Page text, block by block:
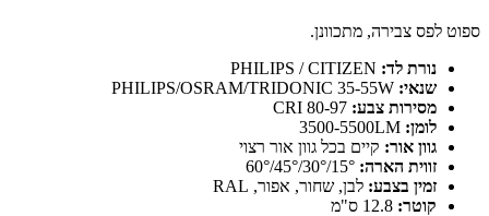
ספוט לפס צבירה, מתכוונן.
נורת לד: PHILIPS / CITIZEN
שנאי: PHILIPS/OSRAM/TRIDONIC 35-55W
מסירות צבע: 80-97 CRI
לומן: 3500-5500LM
גוון אור: קיים בכל גוון אור רצוי
זווית הארה: 15°/30°/45°/60°
זמין בצבע: לבן, שחור, אפור, RAL
קוטר: 12.8 ס"מ